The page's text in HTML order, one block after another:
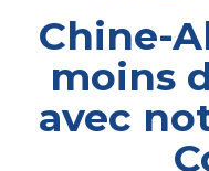
Chine-
moins
avec